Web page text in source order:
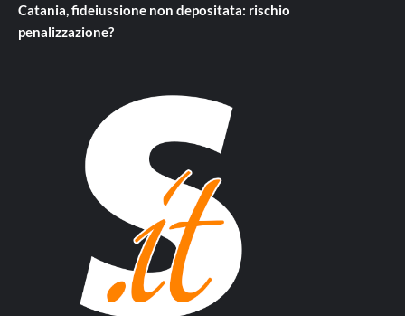
Catania, fideiussione non depositata: rischio
penalizzazione?